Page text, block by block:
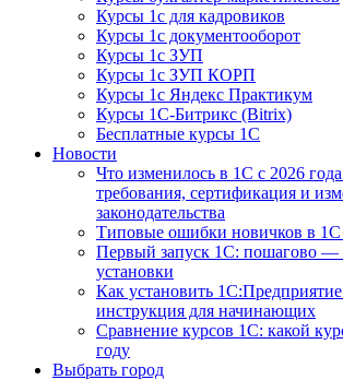
Курсы 1с для кадровиков
Курсы 1с документооборот
Курсы 1с ЗУП
Курсы 1с ЗУП КОРП
Курсы 1с Яндекс Практикум
Курсы 1С-Битрикс (Bitrix)
Бесплатные курсы 1С
Новости
Что изменилось в 1С с 2026
требования, сертификация и
законодательства
Типовые ошибки новичков в 1С
Первый запуск 1С: пошагово —
установки
Как установить
инструкция для начинающих
Сравнение курсов 1С: какой
году
Выбрать город